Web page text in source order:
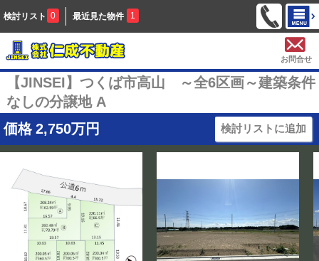
検討リスト 0 最近見た物件 1
お問合せ
【JINSEI】つくば市高山 ～全6区画～建築条件
なしの分譲地 A
価格 2,750万円 検討リストに追加